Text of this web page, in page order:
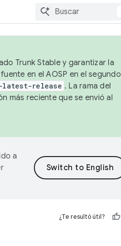
Trunk Stable y garantizar la
en el AOSP en el segundo
latest-release . La rama del
más reciente que se envió al
a
¿Te resultó útil?